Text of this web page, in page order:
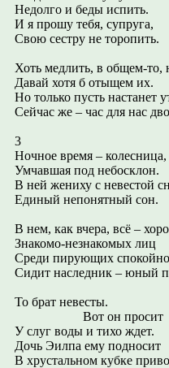
Недолго и беды испить.
И я прошу тебя, супруга,
Свою сестру не торопить.
Хоть медлить, в общем-то,
Давай хотя б отыщем их.
Но только пусть настанет
Сейчас же – час для нас
3
Ночное время – колесница,
Умчавшая под небосклон.
В ней жениху с невестой
Единый непонятный сон.
В нем, как вчера, всё –
Знакомо-незнакомых лиц
Среди пирующих спокойно
Сидит наследник – юный
То брат невесты.
Вот он просит
У слуг воды и тихо ждет.
Дочь Эилпа ему подносит
В хрустальном кубке